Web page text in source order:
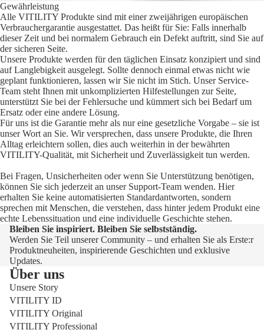
Gewährleistung
Alle VITILITY Produkte sind mit einer zweijährigen europäischen
Verbrauchergarantie ausgestattet. Das heißt für Sie: Falls innerhalb
dieser Zeit und bei normalem Gebrauch ein Defekt auftritt, sind Sie auf
der sicheren Seite.
Unsere Produkte werden für den täglichen Einsatz konzipiert und sind
auf Langlebigkeit ausgelegt. Sollte dennoch einmal etwas nicht wie
geplant funktionieren, lassen wir Sie nicht im Stich. Unser Service-
Team steht Ihnen mit unkomplizierten Hilfestellungen zur Seite,
unterstützt Sie bei der Fehlersuche und kümmert sich bei Bedarf um
Ersatz oder eine andere Lösung.
Für uns ist die Garantie mehr als nur eine gesetzliche Vorgabe – sie ist
unser Wort an Sie. Wir versprechen, dass unsere Produkte, die Ihren
Alltag erleichtern sollen, dies auch weiterhin in der bewährten
VITILITY-Qualität, mit Sicherheit und Zuverlässigkeit tun werden.
Bei Fragen, Unsicherheiten oder wenn Sie Unterstützung benötigen,
können Sie sich jederzeit an unser Support-Team wenden. Hier
erhalten Sie keine automatisierten Standardantworten, sondern
sprechen mit Menschen, die verstehen, dass hinter jedem Produkt eine
echte Lebenssituation und eine individuelle Geschichte stehen.
Bleiben Sie inspiriert. Bleiben Sie selbstständig.
Werden Sie Teil unserer Community – und erhalten Sie als Erste:r
Produktneuheiten, inspirierende Geschichten und exklusive
Updates.
Über uns
Unsere Story
VITILITY ID
VITILITY Original
VITILITY Professional